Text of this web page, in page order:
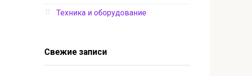
Техника и оборудование
Свежие записи